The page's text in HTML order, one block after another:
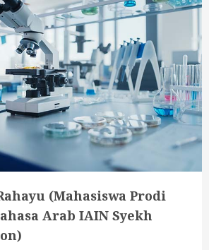
(Mahasiswa Prodi
Arab IAIN Syekh